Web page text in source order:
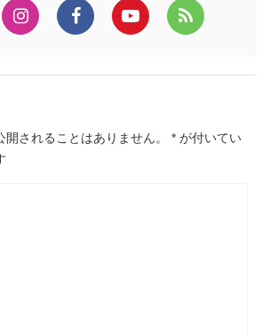
開されることはありません。 * が付いてい